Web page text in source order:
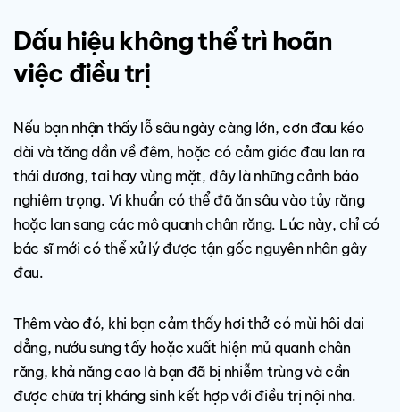
Dấu hiệu không thể trì hoãn
việc điều trị
Nếu bạn nhận thấy lỗ sâu ngày càng lớn, cơn đau kéo
dài và tăng dần về đêm, hoặc có cảm giác đau lan ra
thái dương, tai hay vùng mặt, đây là những cảnh báo
nghiêm trọng. Vi khuẩn có thể đã ăn sâu vào tủy răng
hoặc lan sang các mô quanh chân răng. Lúc này, chỉ có
bác sĩ mới có thể xử lý được tận gốc nguyên nhân gây
đau.
Thêm vào đó, khi bạn cảm thấy hơi thở có mùi hôi dai
dẳng, nướu sưng tấy hoặc xuất hiện mủ quanh chân
răng, khả năng cao là bạn đã bị nhiễm trùng và cần
được chữa trị kháng sinh kết hợp với điều trị nội nha.